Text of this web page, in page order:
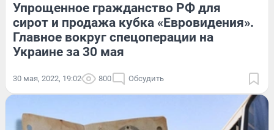
Упрощенное гражданство РФ для
сирот и продажа кубка «Евровидения».
Главное вокруг спецоперации на
Украине за 30 мая
30 мая, 2022, 19:02 800 Обсудить